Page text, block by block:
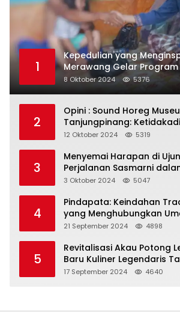
1
Kepedulian yang
Merawang Gelar Program
Segenggam Beras”
8 Oktober 2024 5376
2
Opini : Sound Horeg
Tanjungpinang:
Representasi
12 Oktober 2024 5319
3
Menyemai Harapan di
Perjalanan Sasmarni
Hati dan Jiwa
3 Oktober 2024 5047
4
Pindapata: Keindahan
yang Menghubungkan
Spiritualitas dan
21 September 2024 4898
5
Revitalisasi Akau Potong
Baru Kuliner Legendaris
17 September 2024 4640